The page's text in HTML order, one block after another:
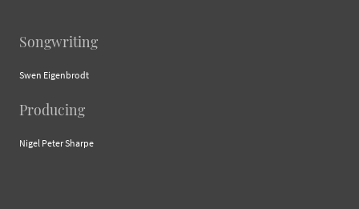
Songwriting
Swen Eigenbrodt
Producing
Nigel Peter Sharpe